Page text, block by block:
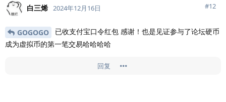
白三烯 2024年12月16日 #12
GOGOGO
已收支付宝口令红包 感谢！也是见证参与了论坛硬币
成为虚拟币的第一笔交易哈哈哈哈
回复